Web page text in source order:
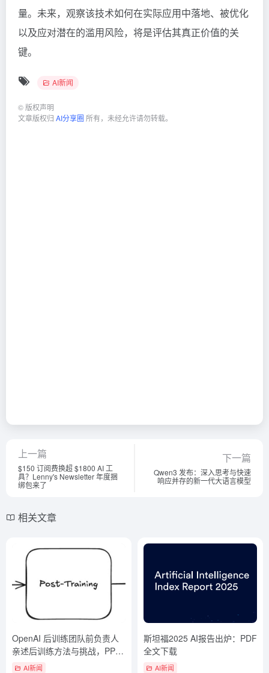
量。未来，观察该技术如何在实际应用中落地、被优化
以及应对潜在的滥用风险，将是评估其真正价值的关
键。
AI新闻
© 版权声明
文章版权归 AI分享圈 所有，未经允许请勿转载。
上一篇
$150 订阅费换超 $1800 AI 工
具？Lenny's Newsletter 年度捆
绑包来了
下一篇
Qwen3 发布：深入思考与快速
响应并存的新一代大语言模型
相关文章
OpenAI 后训练团队前负责人
亲述后训练方法与挑战，PPT
全网疯传
AI新闻
斯坦福2025 AI报告出炉：PDF
全文下载
AI新闻